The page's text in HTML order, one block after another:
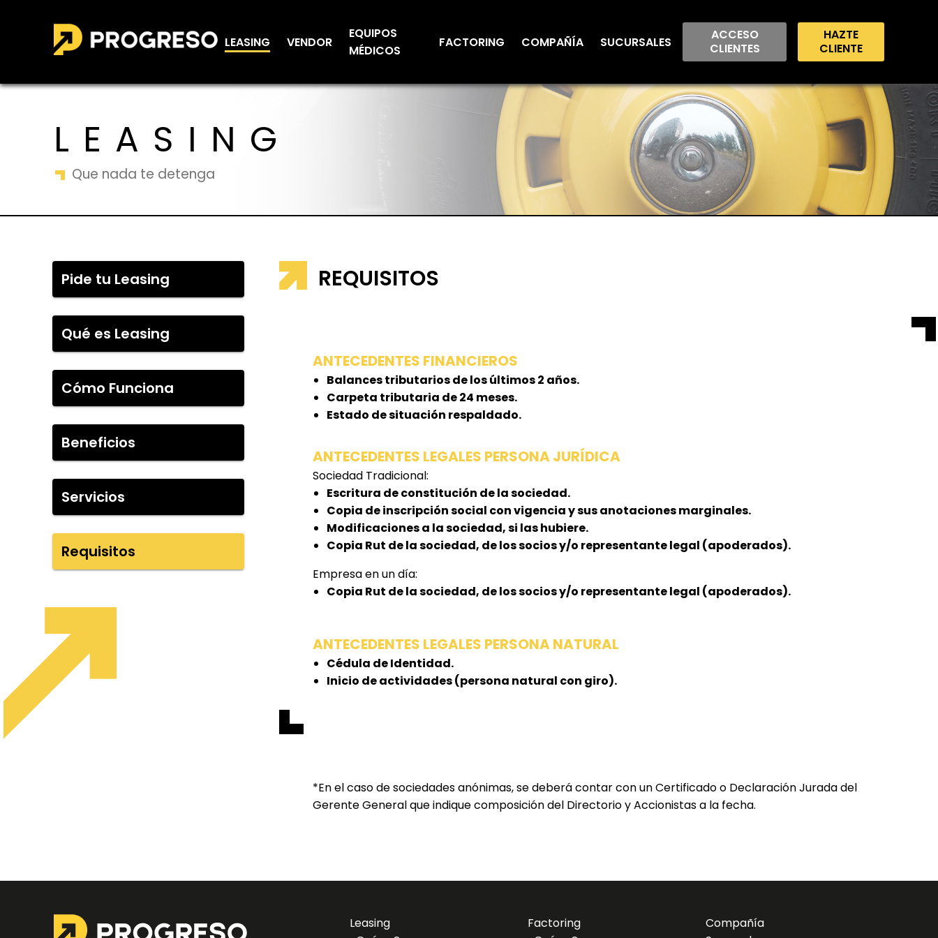
LEASING VENDOR
EQUIPOS
MÉDICOS
FACTORING COMPAÑÍA SUCURSALES
ACCESO
CLIENTES
HAZTE
CLIENTE
LEASING
Que nada te detenga
Pide tu Leasing
Qué es Leasing
Cómo Funciona
Beneficios
Servicios
Requisitos
REQUISITOS
ANTECEDENTES FINANCIEROS
Balances tributarios de los últimos 2 años.
Carpeta tributaria de 24 meses.
Estado de situación respaldado.
ANTECEDENTES LEGALES PERSONA JURÍDICA
Sociedad Tradicional:
Escritura de constitución de la sociedad.
Copia de inscripción social con vigencia y sus anotaciones marginales.
Modificaciones a la sociedad, si las hubiere.
Copia Rut de la sociedad, de los socios y/o representante legal (apoderados).
Empresa en un día:
Copia Rut de la sociedad, de los socios y/o representante legal (apoderados).
ANTECEDENTES LEGALES PERSONA NATURAL
Cédula de Identidad.
Inicio de actividades (persona natural con giro).
*En el caso de sociedades anónimas, se deberá contar con un Certificado o Declaración Jurada del
Gerente General que indique composición del Directorio y Accionistas a la fecha.
Leasing
Factoring
Compañía